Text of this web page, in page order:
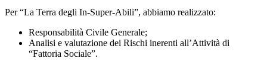
Per “La Terra degli In-Super-Abili”, abbiamo realizzato:
Responsabilità Civile Generale;
Analisi e valutazione dei Rischi inerenti all’Attività di
“Fattoria Sociale”.